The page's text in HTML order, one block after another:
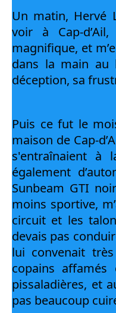
Un matin, Hervé
voir à Cap-
magnifique, et
dans la main au
déception, sa
Puis ce fut le
maison de Cap-
s'entraînaient à
également
Sunbeam GTI
moins sportive,
circuit et les
devais pas
lui convenait
copains
pissaladières, et
pas beaucoup